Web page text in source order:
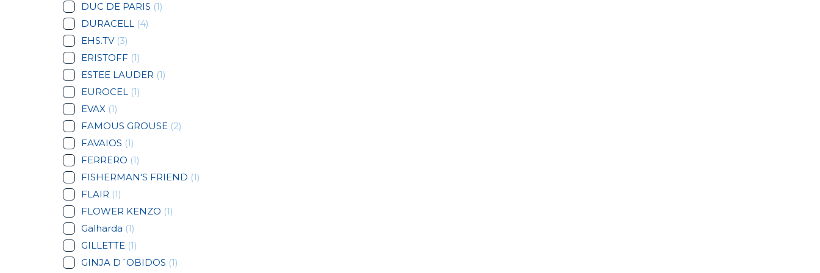
DUC DE PARIS (1)
DURACELL (4)
EHS.TV (3)
ERISTOFF (1)
ESTEE LAUDER (1)
EUROCEL (1)
EVAX (1)
FAMOUS GROUSE (2)
FAVAIOS (1)
FERRERO (1)
FISHERMAN'S FRIEND (1)
FLAIR (1)
FLOWER KENZO (1)
Galharda (1)
GILLETTE (1)
GINJA D´OBIDOS (1)